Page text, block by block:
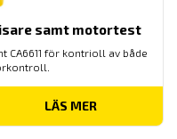
samt motortest
CA6611 för kontrioll av både
LÄS MER